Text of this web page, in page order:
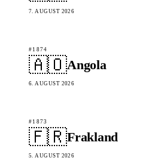
7. AUGUST 2026
#1874
🇦🇴Angola
6. AUGUST 2026
#1873
🇫🇷Frakland
5. AUGUST 2026